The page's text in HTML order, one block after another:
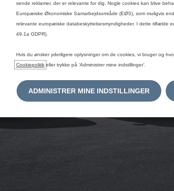
sende reklamer, der er relevante for dig. Nogle cookies kan blive
Europæiske Økonomiske Samarbejdsområde (EØS), som muligvis
relevante europæiske databeskyttelsesmyndigheder. I dette tilfælde
49.1a GDPR).
Hvis du ønsker yderligere oplysninger om de cookies, vi bruger og
Cookiepolitik eller trykke på ‘Administrer mine indstillinger’.
ADMINISTRER MINE INDSTILLINGER